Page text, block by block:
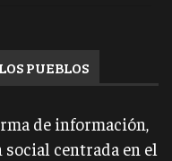
PUEBLOS
de información,
centrada en el